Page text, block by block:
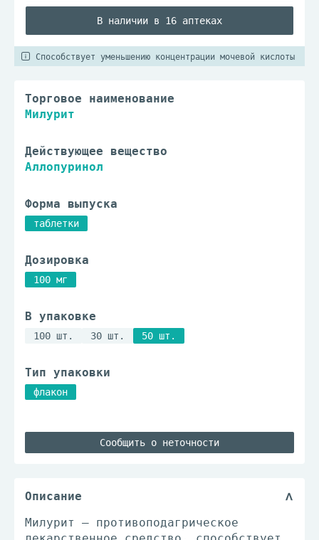
В наличии в 16 аптеках
Способствует уменьшению концентрации мочевой кислоты
Торговое наименование
Милурит
Действующее вещество
Аллопуринол
Форма выпуска
таблетки
Дозировка
100 мг
В упаковке
100 шт. 30 шт. 50 шт.
Тип упаковки
флакон
Сообщить о неточности
Описание
Милурит – противоподагрическое